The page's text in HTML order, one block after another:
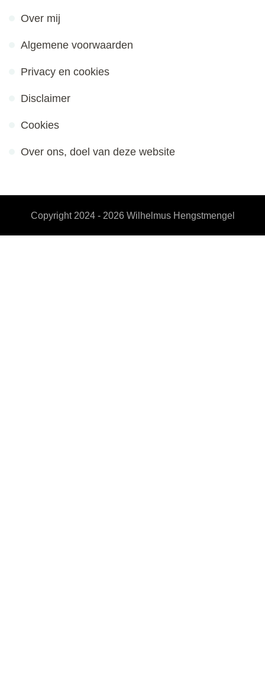
Over mij
Algemene voorwaarden
Privacy en cookies
Disclaimer
Cookies
Over ons, doel van deze website
Copyright 2024 - 2026 Wilhelmus Hengstmengel